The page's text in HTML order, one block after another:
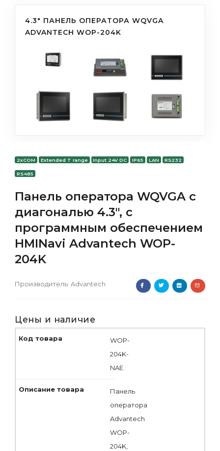
4.3" ПАНЕЛЬ ОПЕРАТОРА WQVGA
ADVANTECH WOP-204K
2xCOM Extended T range Input 24V DC IP65 LAN RS232
RS485
Панель оператора WQVGA с
диагональю 4.3", с
программным обеспечением
HMINavi Advantech WOP-
204K
Производитель: Advantech
Цены и наличие
WOP-
204K-
NAE
Панель
оператора
Advantech
WOP-
204K,